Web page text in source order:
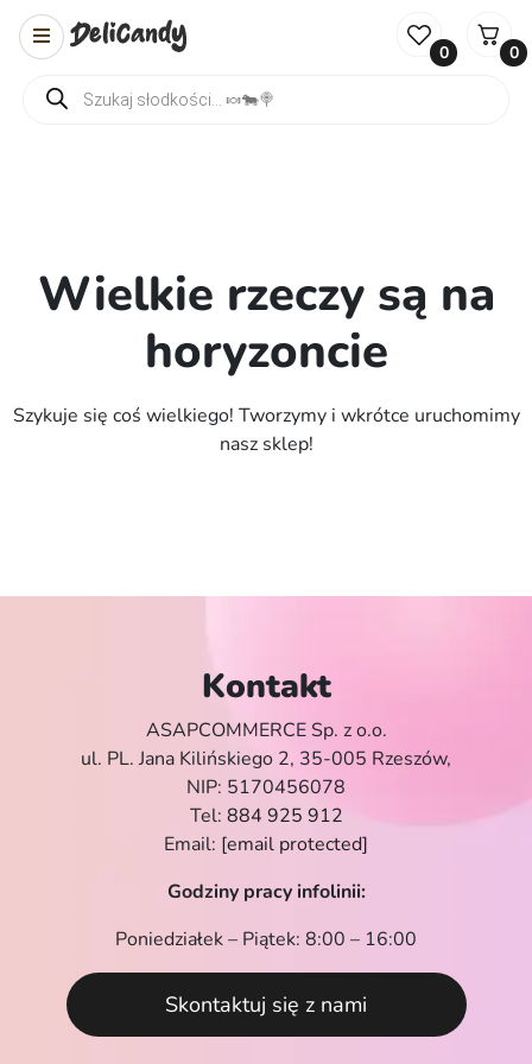
Wyszukiwarka produktów
0 0
Wielkie rzeczy są na
horyzoncie
Szykuje się coś wielkiego! Tworzymy i wkrótce uruchomimy
nasz sklep!
Kontakt
ASAPCOMMERCE Sp. z o.o.
ul. PL. Jana Kilińskiego 2, 35-005 Rzeszów,
NIP: 5170456078
Tel: 884 925 912
Email: [email protected]
Godziny pracy infolinii:
Poniedziałek – Piątek: 8:00 – 16:00
Skontaktuj się z nami